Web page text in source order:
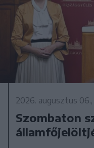
2026. augusztus
Szombaton